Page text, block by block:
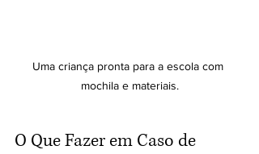
Uma criança pronta para a escola com
mochila e materiais.
O Que Fazer em Caso de